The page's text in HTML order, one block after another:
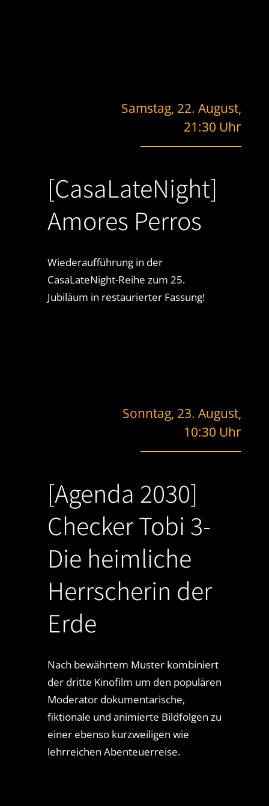
Samstag, 22. August,
21:30 Uhr
[CasaLateNight]
Amores Perros
Wiederaufführung in der
CasaLateNight-Reihe zum 25.
Jubiläum in restaurierter Fassung!
Sonntag, 23. August,
10:30 Uhr
[Agenda 2030]
Checker Tobi 3-
Die heimliche
Herrscherin der
Erde
Nach bewährtem Muster kombiniert
der dritte Kinofilm um den populären
Moderator dokumentarische,
fiktionale und animierte Bildfolgen zu
einer ebenso kurzweiligen wie
lehrreichen Abenteuerreise.